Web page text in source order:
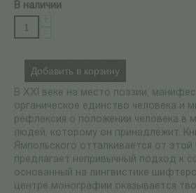
В наличии
Добавить в корзину
В XXI веке на место поэзии,
органическое единство человека и
рефлексия о положении человека в
людей, которому он принадлежит.
Ямпольского отталкивается от
предлагает непривычный подход к
основанный на лингвистике
центре монографии оказывается